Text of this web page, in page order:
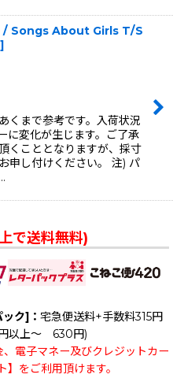
Songs About Girls T/S
]
くまで参考です。入荷状況
に変化が生じます。ご了承
くこととなりますが、採寸
申し付けください。 注) パ
で送料無料)
ク]： 宅急便送料+手数料315円
以上～ 630円)
電子マネー及びクレジットカー
をご利用頂けます。